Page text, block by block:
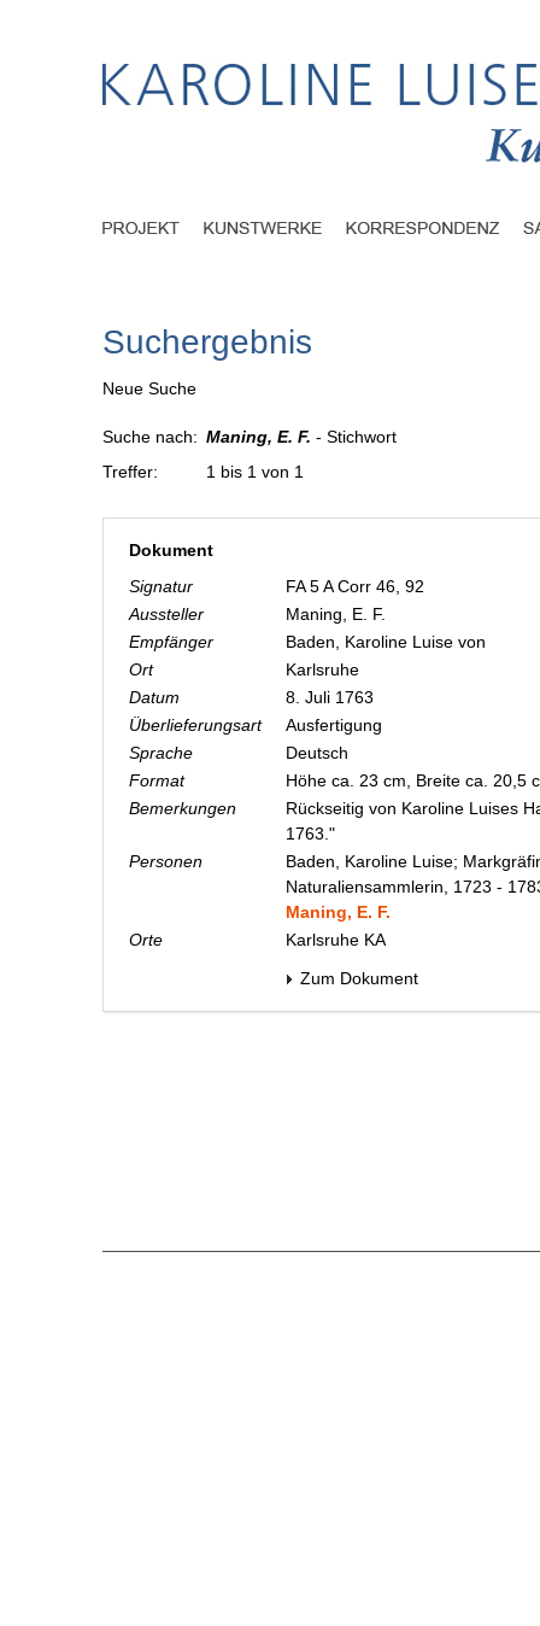
Suchergebnis
Neue Suche
Suche nach: Maning, E. F. - Stichwort
Treffer:
1 bis 1 von 1
Dokument
Signatur
FA 5 A Corr 46, 92
Aussteller
Maning, E. F.
Empfänger
Baden, Karoline Luise von
Ort
Karlsruhe
Datum
8. Juli 1763
Überlieferungsart
Ausfertigung
Sprache
Deutsch
Format
Höhe ca. 23 cm, Breite ca. 20,5
Bemerkungen
Rückseitig von Karoline Luises
1763."
Personen
Baden, Karoline Luise;
Naturaliensammlerin, 1723 -
Maning, E. F.
Orte
Karlsruhe KA
Zum Dokument